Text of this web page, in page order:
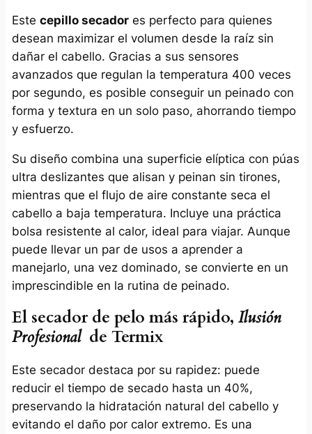
Este cepillo secadores perfecto para quienes
desean maximizar el volumen desde la raíz sin
dañar el cabello. Gracias a sus sensores
avanzados que regulan la temperatura 400 veces
por segundo, es posible conseguir un peinado con
forma y textura en un solo paso, ahorrando tiempo
y esfuerzo.
Su diseño combina una superficie elíptica con púas
ultra deslizantes que alisan y peinan sin tirones,
mientras que el flujo de aire constante seca el
cabello a baja temperatura. Incluye una práctica
bolsa resistente al calor, ideal para viajar. Aunque
puede llevar un par de usos a aprender a
manejarlo, una vez dominado, se convierte en un
imprescindible en la rutina de peinado.
El secador de pelo más rápido, Ilusión
Profesionalde Termix
Este secador destaca por su rapidez: puede
reducir el tiempo de secado hasta un 40%,
preservando la hidratación natural del cabello y
evitando el daño por calor extremo. Es una